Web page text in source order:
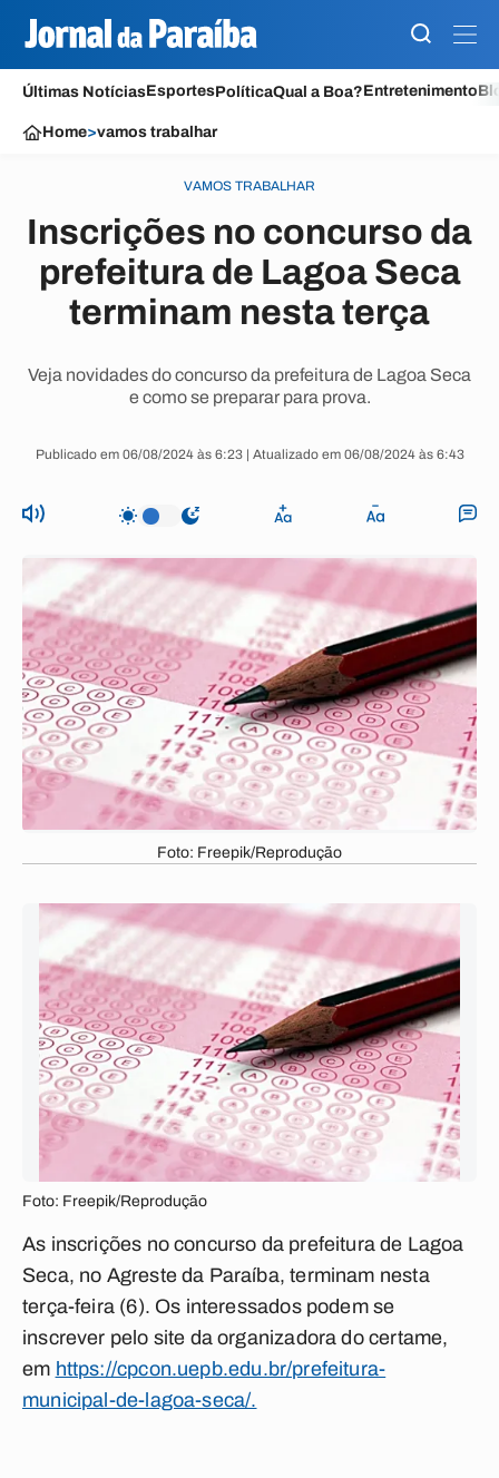
Últimas NotíciasEsportesPolíticaQual a Boa?Entretenimento
Home>vamos trabalhar
VAMOS TRABALHAR
Inscrições no concurso da
prefeitura de Lagoa Seca
terminam nesta terça
Veja novidades do concurso da prefeitura de Lagoa Seca
e como se preparar para prova.
Publicado em 06/08/2024 às 6:23 | Atualizado em 06/08/2024 às 6:43
Foto: Freepik/Reprodução
Foto: Freepik/Reprodução
As inscrições no concurso da prefeitura de Lagoa
Seca, no Agreste da Paraíba, terminam nesta
terça-feira (6). Os interessados podem se
inscrever pelo site da organizadora do certame,
em https://cpcon.uepb.edu.br/prefeitura-
municipal-de-lagoa-seca/.